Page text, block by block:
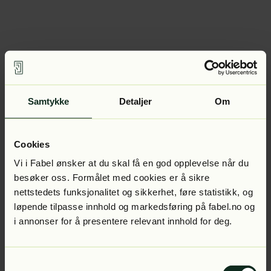
Samtykke Detaljer Om
Cookies
Vi i Fabel ønsker at du skal få en god opplevelse når du
besøker oss. Formålet med cookies er å sikre
nettstedets funksjonalitet og sikkerhet, føre statistikk, og
løpende tilpasse innhold og markedsføring på fabel.no og
i annonser for å presentere relevant innhold for deg.